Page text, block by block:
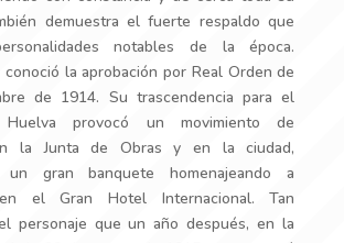
demuestra el fuerte respaldo que
notables de la época.
conoció la aprobación por Real Orden de
de 1914. Su trascendencia para el
provocó un movimiento de
la Junta de Obras y en la ciudad,
un gran banquete homenajeando a
el Gran Hotel Internacional. Tan
personaje que un año después, en la